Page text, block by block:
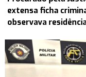
extensa ficha
observava